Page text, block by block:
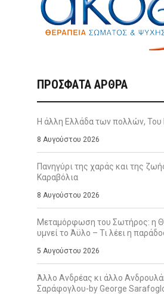
ΠΡΌΣΦΑΤΑ ΆΡΘΡΑ
Η άλλη Ελλάδα των πολλών, Του
8 Αυγούστου 2026
Πανηγύρι της χαράς και της
Καραβόλια
8 Αυγούστου 2026
Μεταμόρφωση του Σωτήρος: η
υμνεί το Άϋλο – Τι λέει η
5 Αυγούστου 2026
Άλλο Ανδρέας κι άλλο
Σαράφογλου-by George